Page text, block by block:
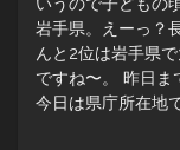
岩手県。えーっ？
んと2位は岩手県
ですね〜。 昨日ま
今日は県庁所在地